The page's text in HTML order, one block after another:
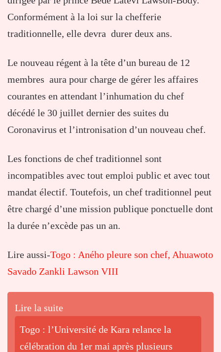
Conformément à la loi sur la chefferie
traditionnelle, elle devra durer deux ans.
Le nouveau régent à la tête d’un bureau de 12
membres aura pour charge de gérer les affaires
courantes en attendant l’inhumation du chef
décédé le 30 juillet dernier des suites du
Coronavirus et l’intronisation d’un nouveau chef.
Les fonctions de chef traditionnel sont
incompatibles avec tout emploi public et avec tout
mandat électif. Toutefois, un chef traditionnel peut
être chargé d’une mission publique ponctuelle dont
la durée n’excède pas un an.
Lire aussi-Togo : Aného pleure son chef, Ahuawoto
Savado Zankli Lawson VIII
Lire la suite
Togo : l’Université de Kara relance la
célébration du 1er mai après plusieurs